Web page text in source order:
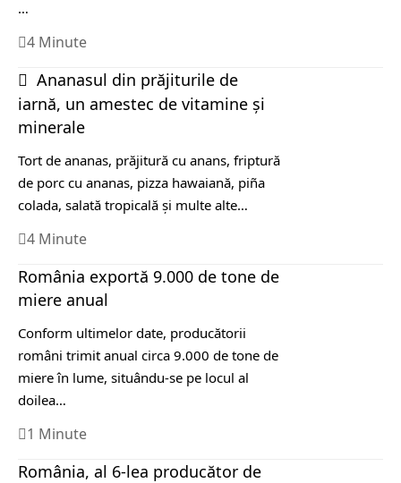
…
4 Minute
Ananasul din prăjiturile de
iarnă, un amestec de vitamine şi
minerale
Tort de ananas, prăjitură cu anans, friptură
de porc cu ananas, pizza hawaiană, piña
colada, salată tropicală și multe alte…
4 Minute
România exportă 9.000 de tone de
miere anual
Conform ultimelor date, producătorii
români trimit anual circa 9.000 de tone de
miere în lume, situându-se pe locul al
doilea…
1 Minute
România, al 6-lea producător de